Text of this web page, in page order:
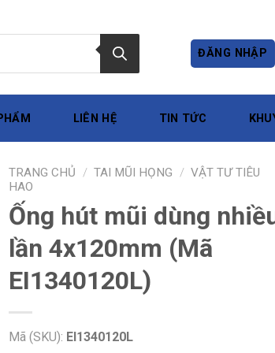
ĐĂNG NHẬP
LIÊN HỆ TIN TỨC
TRANG CHỦ / TAI MŨI HỌNG / VẬT TƯ TIÊU
HAO
Ống hút mũi dùng
lần 4x120mm (Mã
EI1340120L)
Mã (SKU): EI1340120L